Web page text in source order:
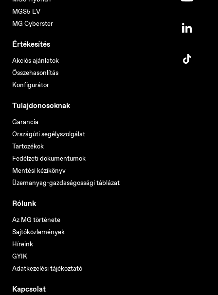
MGS5 EV
MG Cyberster
Értékesítés
Akciós ajánlatok
Összehasonlítás
Konfigurátor
Tulajdonosoknak
Garancia
Országúti segélyszolgálat
Tartozékok
Fedélzeti dokumentumok
Mentési kézikönyv
Üzemanyag-gazdaságossági táblázat
Rólunk
Az MG története
Sajtóközlemények
Híreink
GYIK
Adatkezelési tájékoztató
Kapcsolat